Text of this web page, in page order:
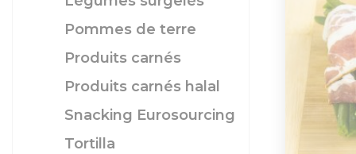
Pommes de terre
Produits carnés
Produits carnés halal
Snacking Eurosourcing
Tortilla